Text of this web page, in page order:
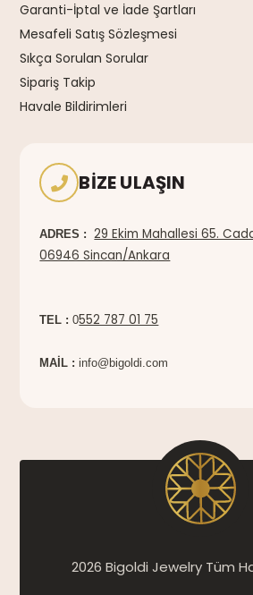
Garanti-İptal ve İade Şartları
Mesafeli Satış Sözleşmesi
Sıkça Sorulan Sorular
Sipariş Takip
Havale Bildirimleri
BIZE ULAŞIN
ADRES :
29 Ekim Mahallesi 65.
06946 Sincan/Ankara
TEL : 0552 787 01 75
MAİL :info@bigoldi.com
2026 Bigoldi Jewelry Tüm